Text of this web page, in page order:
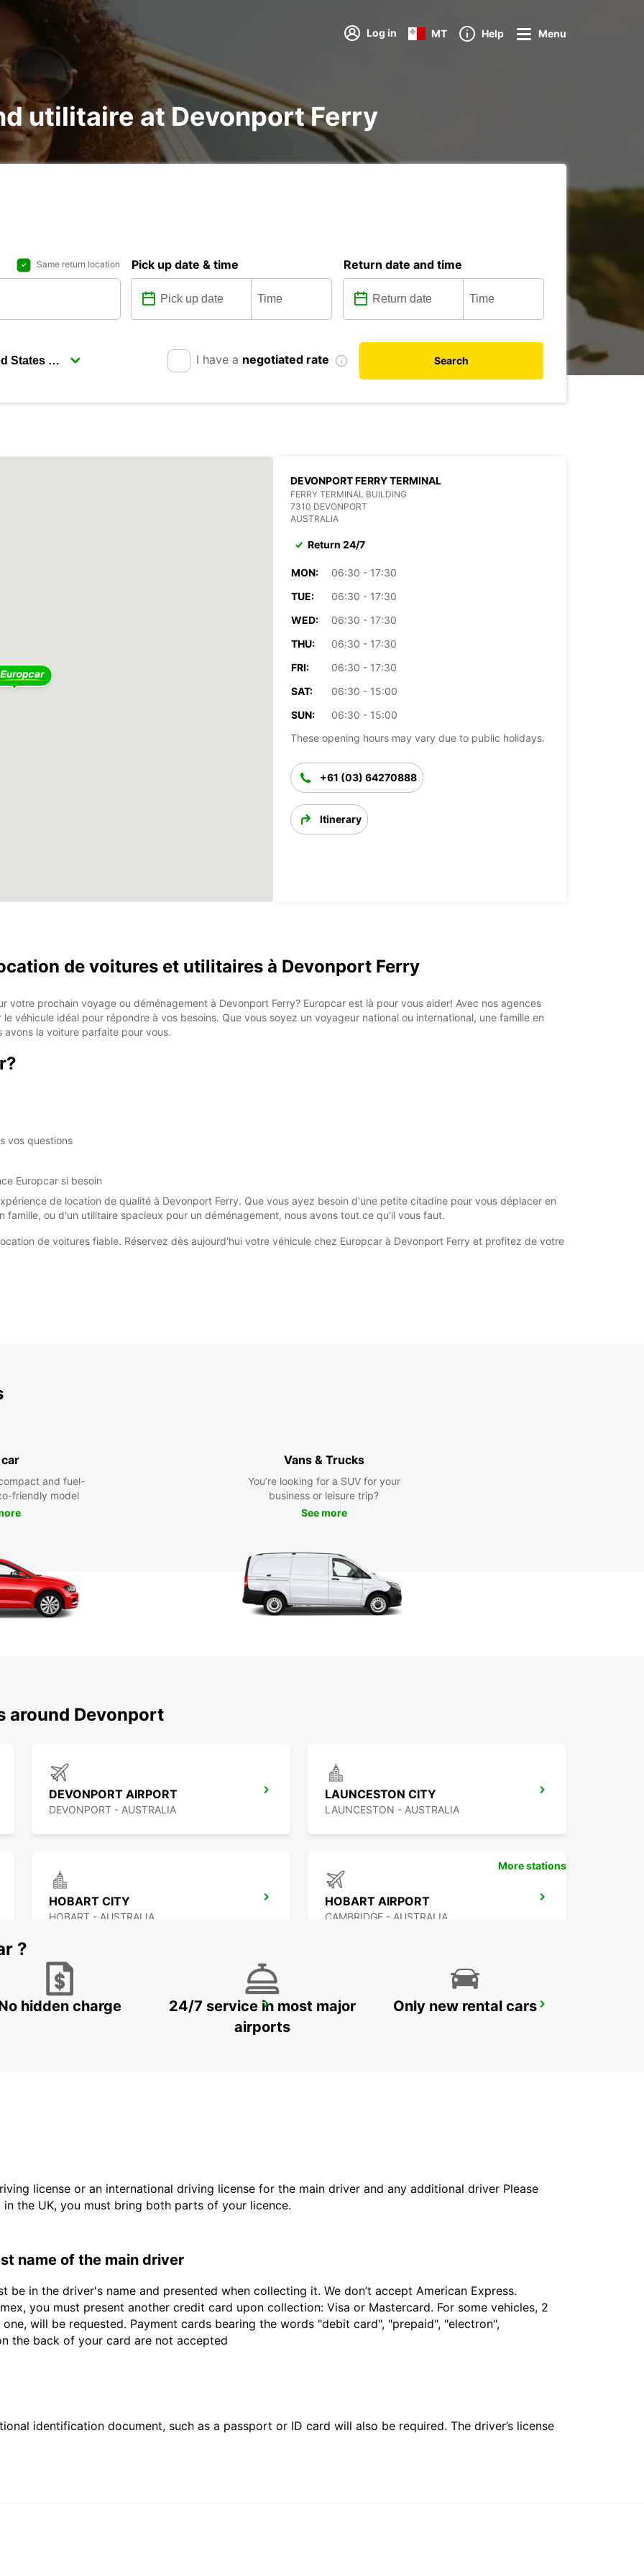
Log in MT Help Menu
utilitaire at Devonport Ferry
Same return location Pick up date & time Return date and time
I have a negotiated rate Search
DEVONPORT FERRY TERMINAL
FERRY TERMINAL BUILDING
7310 DEVONPORT
AUSTRALIA
Return 24/7
MON:
06:30 - 17:30
TUE:
06:30 - 17:30
WED:
06:30 - 17:30
THU:
06:30 - 17:30
FRI:
06:30 - 17:30
SAT:
06:30 - 15:00
SUN:
06:30 - 15:00
These opening hours may vary due to public holidays.
+61 (03) 64270888
Itinerary
de voitures et utilitaires à Devonport Ferry
votre prochain voyage ou déménagement à Devonport Ferry? Europcar est là pour vous aider! Avec nos agences
véhicule idéal pour répondre à vos besoins. Que vous soyez un voyageur national ou international, une famille en
la voiture parfaite pour vous.
vos questions
Europcar si besoin
de location de qualité à Devonport Ferry. Que vous ayez besoin d'une petite citadine pour vous déplacer en
ou d'un utilitaire spacieux pour un déménagement, nous avons tout ce qu'il vous faut.
de voitures fiable. Réservez dès aujourd'hui votre véhicule chez Europcar à Devonport Ferry et profitez de votre
and fuel-
friendly model
Vans & Trucks
You’re looking for a SUV for your
business or leisure trip?
See more
around Devonport
DEVONPORT AIRPORT
DEVONPORT - AUSTRALIA
LAUNCESTON CITY
LAUNCESTON - AUSTRALIA
HOBART CITY
HOBART - AUSTRALIA
HOBART AIRPORT
CAMBRIDGE - AUSTRALIA
MELBOURNE DANDENONG MELBOURNE MOORABBIN
More stations
?
hidden charge
24/7 service in most major
airports
Only new rental cars
license or an international driving license for the main driver and any additional driver Please
the UK, you must bring both parts of your licence.
name of the main driver
be in the driver's name and presented when collecting it. We don’t accept American Express.
you must present another credit card upon collection: Visa or Mastercard. For some vehicles, 2
will be requested. Payment cards bearing the words "debit card", "prepaid", "electron",
the back of your card are not accepted
identification document, such as a passport or ID card will also be required. The driver’s license